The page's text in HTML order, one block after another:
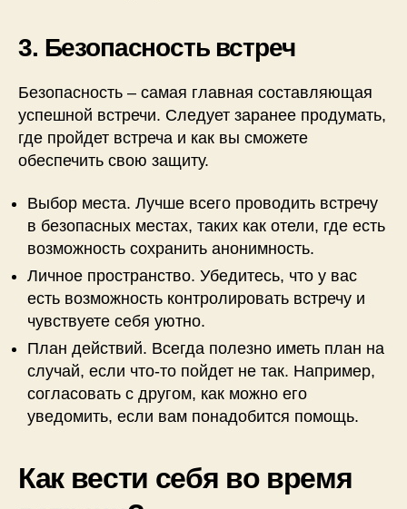
3. Безопасность встреч
Безопасность – самая главная составляющая
успешной встречи. Следует заранее продумать,
где пройдет встреча и как вы сможете
обеспечить свою защиту.
Выбор места. Лучше всего проводить встречу
в безопасных местах, таких как отели, где есть
возможность сохранить анонимность.
Личное пространство. Убедитесь, что у вас
есть возможность контролировать встречу и
чувствуете себя уютно.
План действий. Всегда полезно иметь план на
случай, если что-то пойдет не так. Например,
согласовать с другом, как можно его
уведомить, если вам понадобится помощь.
Как вести себя во время